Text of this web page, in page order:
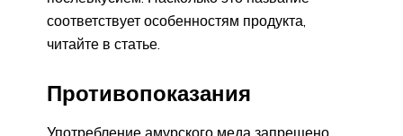
соответствует особенностям продукта,
читайте в статье.
Противопоказания